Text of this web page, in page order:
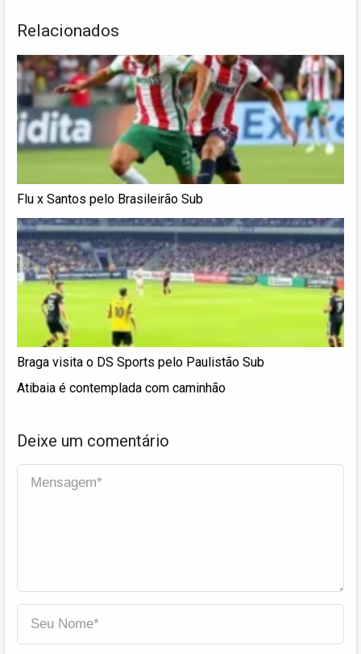
Relacionados
Flu x Santos pelo Brasileirão Sub
Braga visita o DS Sports pelo Paulistão Sub
Atibaia é contemplada com caminhão
Deixe um comentário